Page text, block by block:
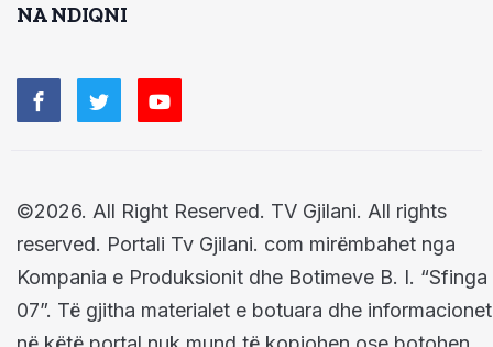
NA NDIQNI
©2026. All Right Reserved. TV Gjilani. All rights
reserved. Portali Tv Gjilani. com mirëmbahet nga
Kompania e Produksionit dhe Botimeve B. I. “Sfinga
07”. Të gjitha materialet e botuara dhe informacionet